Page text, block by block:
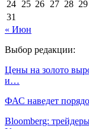
24 25 26 27 28 29
31
« Июн
Выбор редакции:
Цены на золото
и…
ФАС наведет
Bloomberg: